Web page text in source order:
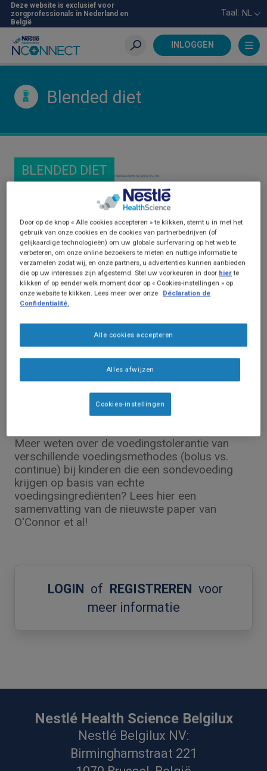
Skip
main
content
Deze website is exclusief voor
zorgprofessionals in Nederland en
België
Taal: NL
INLOGGEN
Zoeken
Blended diet
BLENDED DIET
Wetenschappelijke publicaties
Sondevoeding tolerantie: bolus of
continu voeden?
Meer weten over de voedingstolerantie van
verschillende voedingsmethodes (bolus vs.
continue) bij kinderen die een sondevoeding
krijgen op basis van echte
voedingsingrediënten? Lees hier een
samenvatting van de nieuwste paper van
O'Connor et al!
LOGIN of REGISTREREN voor
meer informatie
Nestlé Health Science Belgilux
Nestlé Belgilux NV:
Birminghamstraat 221
Door op de knop « Alle cookies accepteren » te klikken, stemt u in met het
gebruik van onze cookies en de cookies van partnerbedrijven (of
gelijkaardige technologieën) om uw globale surfervaring op het web te
verbeteren, om onze online bezoekers te meten en nuttige informatie te
verzamelen zodat wij, en onze partners, u advertenties kunnen aanbieden
die op uw interesses zijn afgestemd. Stel uw voorkeuren in door hier te
klikken of op eender welk moment door op « Cookies-instellingen » op
onze website te klikken. Lees meer over onze
Déclaration de
Confidentialité.
Alles afwijzen
Alle cookies accepteren
Cookies-instellingen